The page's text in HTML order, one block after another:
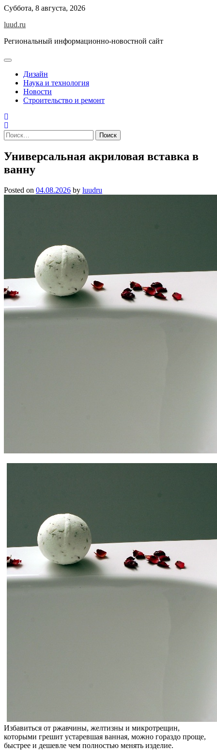
Skip
content
Суббота, 8 августа, 2026
luud.ru
Региональный информационно-новостной сайт
Дизайн
Наука и технология
Новости
Строительство и ремонт
Найти:
Универсальная акриловая вставка в
ванну
Posted on 04.08.2026 by luudru
Избавиться от ржавчины, желтизны и микротрещин,
которыми грешит устаревшая ванная, можно гораздо проще,
быстрее и дешевле чем полностью менять изделие.